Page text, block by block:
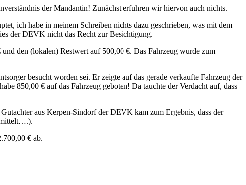
der Mandantin! Zunächst erfuhren wir hiervon auch nichts.
ich habe in meinem Schreiben nichts dazu geschrieben, was mit dem
der DEVK nicht das Recht zur Besichtigung.
den (lokalen) Restwert auf 500,00 €. Das Fahrzeug wurde zum
besucht worden sei. Er zeigte auf das gerade verkaufte Fahrzeug der
850,00 € auf das Fahrzeug geboten! Da tauchte der Verdacht auf, dass
aus Kerpen-Sindorf der DEVK kam zum Ergebnis, dass der
€ ab.